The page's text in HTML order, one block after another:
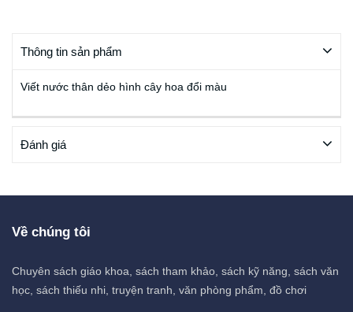
Thông tin sản phẩm
Viết nước thân dẻo hình cây hoa đổi màu
Đánh giá
Về chúng tôi
Chuyên sách giáo khoa, sách tham khảo, sách kỹ năng, sách văn
học, sách thiếu nhi, truyện tranh, văn phòng phẩm, đồ chơi